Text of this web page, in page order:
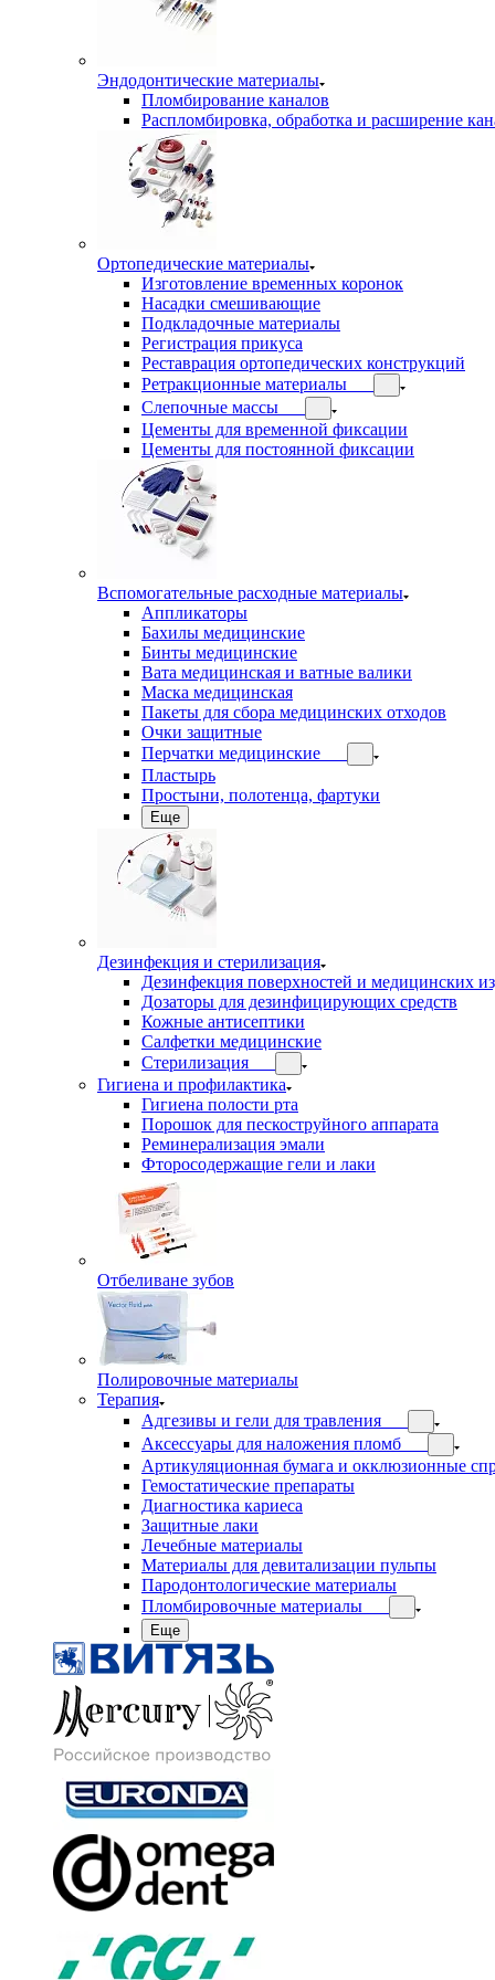
Эндодонтические материалы
Пломбирование каналов
Распломбировка, обработка и расширение
Ортопедические материалы
Изготовление временных коронок
Насадки смешивающие
Подкладочные материалы
Регистрация прикуса
Реставрация ортопедических конструкций
Ретракционные материалы
Слепочные массы
Цементы для временной фиксации
Цементы для постоянной фиксации
Вспомогательные расходные материалы
Аппликаторы
Бахилы медицинские
Бинты медицинские
Вата медицинская и ватные валики
Маска медицинская
Пакеты для сбора медицинских отходов
Очки защитные
Перчатки медицинские
Пластырь
Простыни, полотенца, фартуки
Еще
Дезинфекция и стерилизация
Дезинфекция поверхностей и медицинских
Дозаторы для дезинфицирующих средств
Кожные антисептики
Салфетки медицинские
Стерилизация
Гигиена и профилактика
Гигиена полости рта
Порошок для пескоструйного аппарата
Реминерализация эмали
Фторосодержащие гели и лаки
Отбеливане зубов
Полировочные материалы
Терапия
Адгезивы и гели для травления
Аксессуары для наложения пломб
Артикуляционная бумага и окклюзионные
Гемостатические препараты
Диагностика кариеса
Защитные лаки
Лечебные материалы
Материалы для девитализации пульпы
Пародонтологические материалы
Пломбировочные материалы
Еще